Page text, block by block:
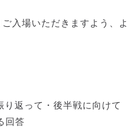
入場いただきますよう、よ
返って・後半戦に向けて
回答